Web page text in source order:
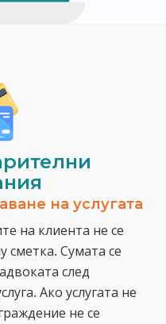
на услугата
на клиента не се
сметка. Сумата се
след
Ако услугата не
не се